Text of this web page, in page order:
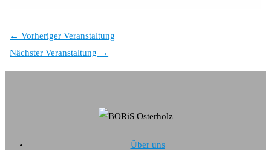
← Vorheriger Veranstaltung
Nächster Veranstaltung →
Über uns